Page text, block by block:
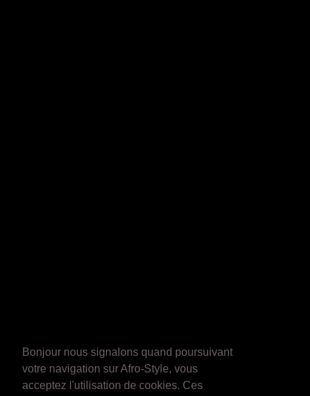
Bonjour nous signalons quand poursuivant
votre navigation sur Afro-Style, vous
acceptez l'utilisation de cookies. Ces